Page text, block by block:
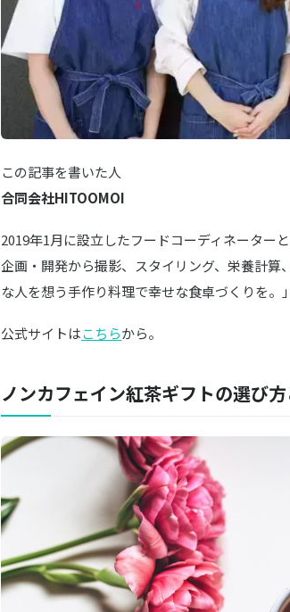
この記事を書いた人
合同会社HITOOMOI
2019年1月に設立したフードコーディネーター
企画・開発から撮影、スタイリング、栄養計
な人を想う手作り料理で幸せな食卓づくりを。」
公式サイトはこちらから。
ノンカフェイン紅茶ギフトの選び方